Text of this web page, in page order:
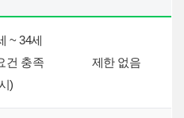
~ 34세
건 충족
)
제한 없음